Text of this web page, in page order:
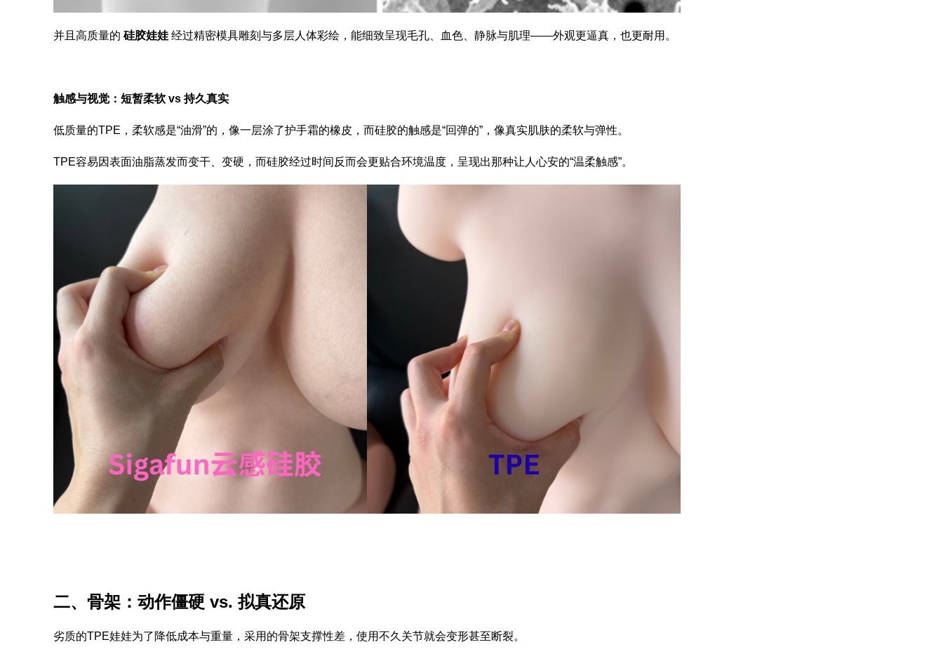
并且高质量的 硅胶娃娃 经过精密模具雕刻与多层人体彩绘，能细致呈现毛孔、血色、静脉与肌理——外观更逼真，也更耐用。
触感与视觉：短暂柔软 vs 持久真实
低质量的TPE，柔软感是“油滑”的，像一层涂了护手霜的橡皮，而硅胶的触感是“回弹的”，像真实肌肤的柔软与弹性。
TPE容易因表面油脂蒸发而变干、变硬，而硅胶经过时间反而会更贴合环境温度，呈现出那种让人心安的“温柔触感”。
二、骨架：动作僵硬 vs. 拟真还原
劣质的TPE娃娃为了降低成本与重量，采用的骨架支撑性差，使用不久关节就会变形甚至断裂。